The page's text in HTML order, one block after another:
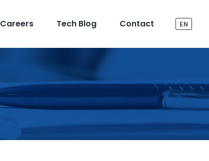
Careers Tech Blog Contact EN